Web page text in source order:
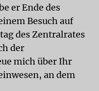
er Ende des
Besuch auf
des Zentralrates
der
mich über Ihr
an dem